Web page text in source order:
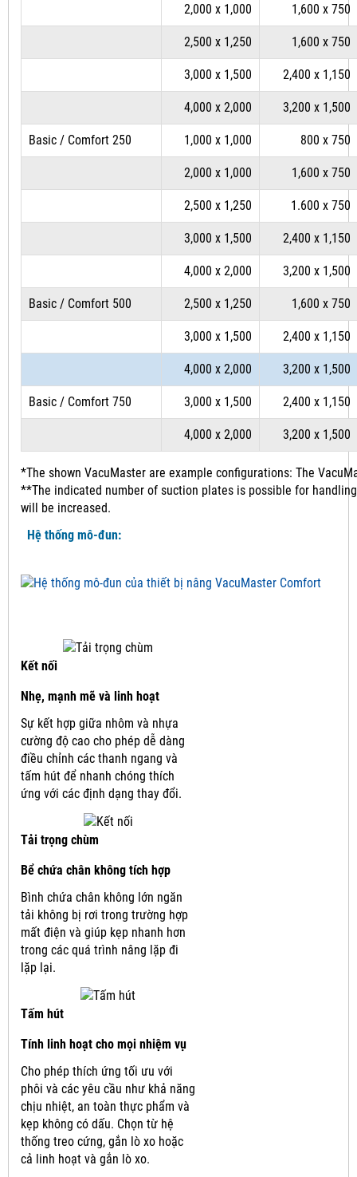
2,000 x 1,000 1,600 x 750
2,500 x 1,250 1,600 x 750
3,000 x 1,500 2,400 x 1,150
4,000 x 2,000 3,200 x 1,500
Basic / Comfort 250 1,000 x 1,000 800 x 750
2,000 x 1,000 1,600 x 750
2,500 x 1,250 1.600 x 750
3,000 x 1,500 2,400 x 1,150
4,000 x 2,000 3,200 x 1,500
Basic / Comfort 500 2,500 x 1,250 1,600 x 750
3,000 x 1,500 2,400 x 1,150
4,000 x 2,000 3,200 x 1,500
Basic / Comfort 750 3,000 x 1,500 2,400 x 1,150
4,000 x 2,000 3,200 x 1,500
*The shown VacuMaster are example configurations: The
**The indicated number of suction plates is possible for
will be increased.
Hệ thống mô-đun:
Kết nối
Nhẹ, mạnh mẽ và linh hoạt
Sự kết hợp giữa nhôm và nhựa
cường độ cao cho phép dễ dàng
điều chỉnh các thanh ngang và
tấm hút để nhanh chóng thích
ứng với các định dạng thay đổi.
Tải trọng chùm
Bể chứa chân không tích hợp
Bình chứa chân không lớn ngăn
tải không bị rơi trong trường hợp
mất điện và giúp kẹp nhanh hơn
trong các quá trình nâng lặp đi
lặp lại.
Tấm hút
Tính linh hoạt cho mọi nhiệm vụ
Cho phép thích ứng tối ưu với
phôi và các yêu cầu như khả năng
chịu nhiệt, an toàn thực phẩm và
kẹp không có dấu. Chọn từ hệ
thống treo cứng, gắn lò xo hoặc
cả linh hoạt và gắn lò xo.